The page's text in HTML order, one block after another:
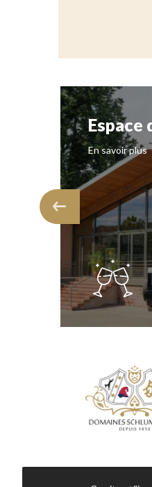
En savoir plus
Domaines